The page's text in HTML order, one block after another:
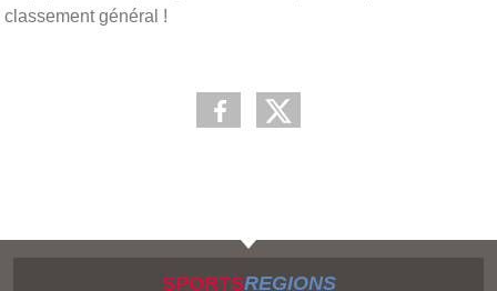
classement général !
SPORTSREGIONS